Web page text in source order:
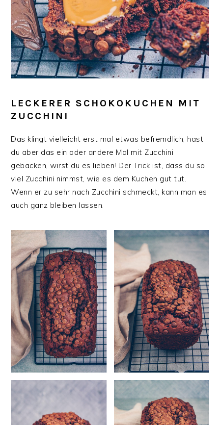
LECKERER SCHOKOKUCHEN MIT
ZUCCHINI
Das klingt vielleicht erst mal etwas befremdlich, hast
du aber das ein oder andere Mal mit Zucchini
gebacken, wirst du es lieben! Der Trick ist, dass du so
viel Zucchini nimmst, wie es dem Kuchen gut tut.
Wenn er zu sehr nach Zucchini schmeckt, kann man es
auch ganz bleiben lassen.